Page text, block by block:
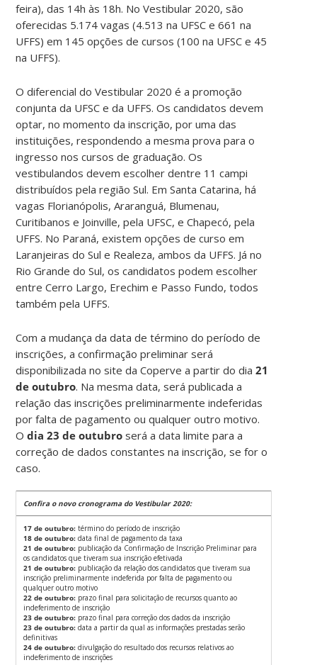
feira), das 14h às 18h. No Vestibular 2020, são
oferecidas 5.174 vagas (4.513 na UFSC e 661 na
UFFS) em 145 opções de cursos (100 na UFSC e 45
na UFFS).
O diferencial do Vestibular 2020 é a promoção
conjunta da UFSC e da UFFS. Os candidatos devem
optar, no momento da inscrição, por uma das
instituições, respondendo a mesma prova para o
ingresso nos cursos de graduação. Os
vestibulandos devem escolher dentre 11 campi
distribuídos pela região Sul. Em Santa Catarina, há
vagas Florianópolis, Araranguá, Blumenau,
Curitibanos e Joinville, pela UFSC, e Chapecó, pela
UFFS. No Paraná, existem opções de curso em
Laranjeiras do Sul e Realeza, ambos da UFFS. Já no
Rio Grande do Sul, os candidatos podem escolher
entre Cerro Largo, Erechim e Passo Fundo, todos
também pela UFFS.
Com a mudança da data de término do período de
inscrições, a confirmação preliminar será
disponibilizada no site da Coperve a partir do dia21
de outubro. Na mesma data, será publicada a
relação das inscrições preliminarmente indeferidas
por falta de pagamento ou qualquer outro motivo.
Odia 23 de outubro será a data limite para a
correção de dados constantes na inscrição, se for o
caso.
Confira o novo cronograma do Vestibular 2020:
17 de outubro: término do período de inscrição
18 de outubro: data final de pagamento da taxa
21 de outubro: publicação da Confirmação de Inscrição Preliminar para
os candidatos que tiveram sua inscrição efetivada
21 de outubro: publicação da relação dos candidatos que tiveram sua
inscrição preliminarmente indeferida por falta de pagamento ou
qualquer outro motivo
22 de outubro: prazo final para solicitação de recursos quanto ao
indeferimento de inscrição
23 de outubro: prazo final para correção dos dados da inscrição
23 de outubro: data a partir da qual as informações prestadas serão
definitivas
24 de outubro: divulgação do resultado dos recursos relativos ao
indeferimento de inscrições